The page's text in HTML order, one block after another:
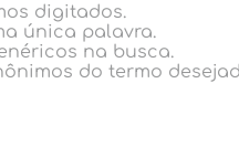
digitados.
única palavra.
na busca.
do termo